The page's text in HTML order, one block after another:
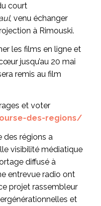
court
, venu échanger
à Rimouski.
les films en ligne et
jusqu’au 20 mai
remis au film
et voter
des-regions/
des régions a
visibilité médiatique
diffusé à
entrevue radio ont
projet rassembleur
et